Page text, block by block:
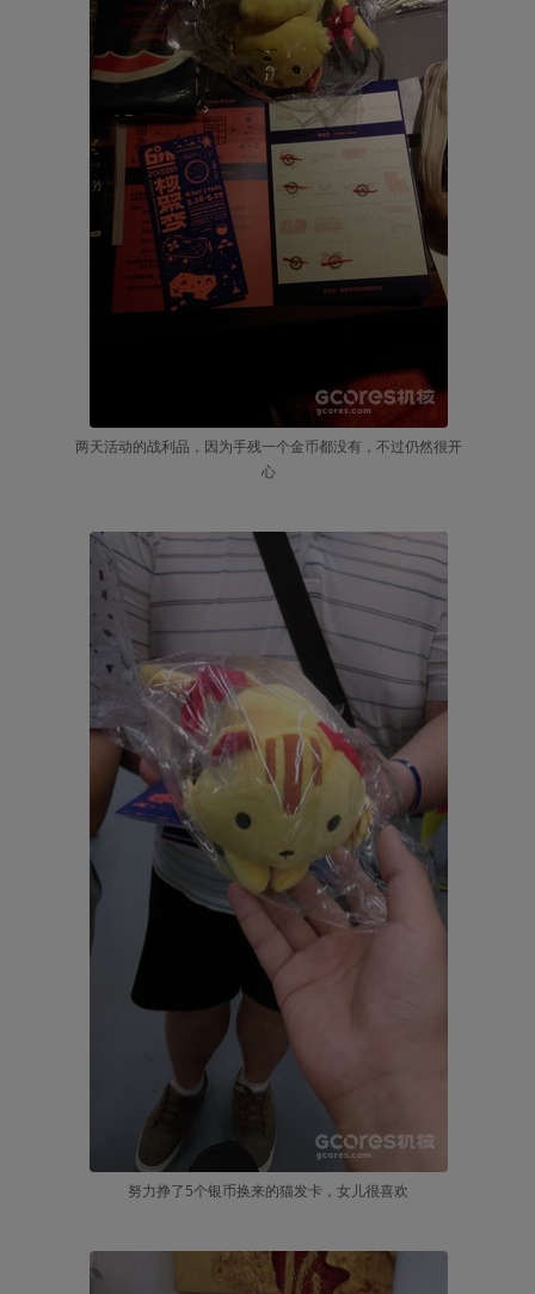
两天活动的战利品，因为手残一个金币都没有，不过仍然很开
心
努力挣了5个银币换来的猫发卡，女儿很喜欢